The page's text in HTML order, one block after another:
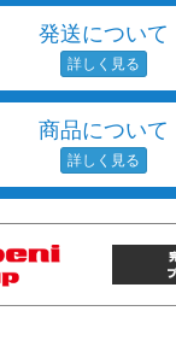
発送について
商品について